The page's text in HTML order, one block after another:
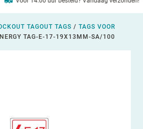
TAGOUT TAGS / TAGS VOOR
TAG-E-17-19X13MM-SA/100